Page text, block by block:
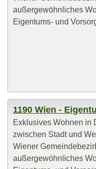
außergewöhnliches
Eigentums- und
1190 Wien -
Exklusives Wohnen in
zwischen Stadt und
Wiener
außergewöhnliches